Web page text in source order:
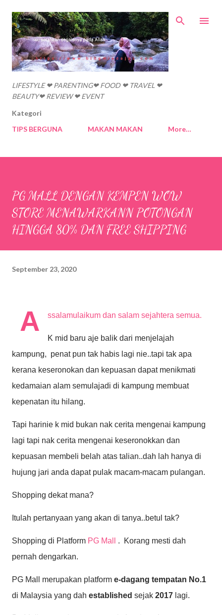
Skip to main content
LIFESTYLE ❤ PARENTING❤ FOOD ❤ TRAVEL ❤
BEAUTY❤ REVIEW ❤ EVENT
Kategori
TIPS BERGUNA
MAKAN MAKAN More…
PG MALL DENGAN KEMPEN WOW
STORE MENAWARKANN POTONGAN
HINGGA 80% DAN FREE SHIPPING
September 23, 2020
A ssalamulaikum dan salam sejahtera semua.
K mid baru aje balik dari menjelajah
kampung, penat pun tak habis lagi nie..tapi tak apa
kerana keseronokan dan kepuasan dapat menikmati
kedamaian alam semulajadi di kampung membuat
kepenatan itu hilang.
Tapi harinie k mid bukan nak cerita mengenai kampung
lagi tapi nak cerita mengenai keseronokkan dan
kepuasan membeli belah atas talian..dah lah hanya di
hujung jari anda dapat pulak macam-macam pulangan.
Shopping dekat mana?
Itulah pertanyaan yang akan di tanya..betul tak?
Shopping di Platform PG Mall
. Korang mesti dah
pernah dengarkan.
PG Mall merupakan platform e-dagang tempatan No.1
di Malaysia yang dah established sejak 2017 lagi.